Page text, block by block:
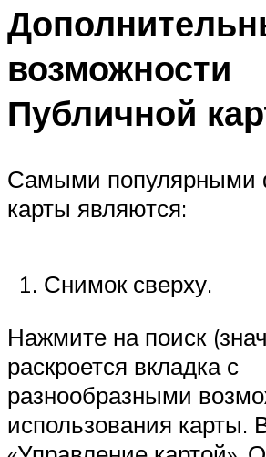
возможности
Публичной
Самыми популярными
карты являются:
Снимок сверху.
Нажмите на поиск
раскроется вкладка с
разнообразными
использования карты.